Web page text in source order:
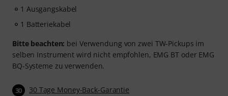
1 Ausgangskabel
1 Batteriekabel
Bitte beachten: bei Verwendung von zwei TW-Pickups im
selben Instrument wird nicht empfohlen, EMG BT oder EMG
BQ-Systeme zu verwenden.
30 30 Tage Money-Back-Garantie